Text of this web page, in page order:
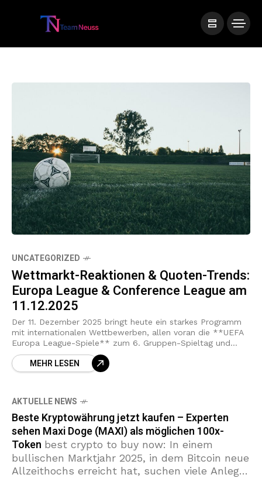
UNCATEGORIZED
Wettmarkt-Reaktionen & Quoten-Trends:
Europa League & Conference League am
11.12.2025
Der 11. Dezember 2025 bringt heute ein starkes Programm
mit internationalen Wettbewerben, allen voran die **UEFA
Europa League-Spiele** zum 6. Gruppen-Spieltag und
mehrere Partien in der **UEFA Conference League**. Die
MEHR LESEN
AKTUELLE NEWS
Beste Kryptowährung jetzt kaufen – Experten
sehen Maxi Doge (MAXI) als möglichen 100x-
Token best crypto to buy now: In einem
bullischen Marktjahr 2025, in dem Bitcoin neue
Allzeithochs erreicht hat, suchen viele Anleger